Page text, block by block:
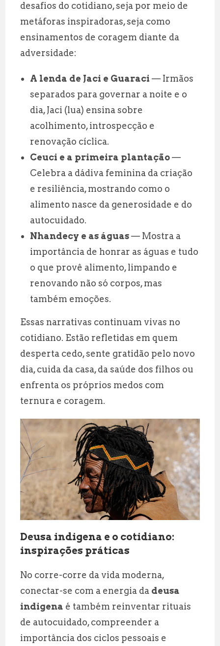
desafios do cotidiano, seja por meio de
metáforas inspiradoras, seja como
ensinamentos de coragem diante da
adversidade:
A lenda de Jaci e Guaraci — Irmãos
separados para governar a noite e o
dia, Jaci (lua) ensina sobre
acolhimento, introspecção e
renovação cíclica.
Ceuci e a primeira plantação—
Celebra a dádiva feminina da criação
e resiliência, mostrando como o
alimento nasce da generosidade e do
autocuidado.
Nhandecy e as águas— Mostra a
importância de honrar as águas e tudo
o que provê alimento, limpando e
renovando não só corpos, mas
também emoções.
Essas narrativas continuam vivas no
cotidiano. Estão refletidas em quem
desperta cedo, sente gratidão pelo novo
dia, cuida da casa, da saúde dos filhos ou
enfrenta os próprios medos com
ternura e coragem.
Deusa indigena e o cotidiano:
inspirações práticas
No corre-corre da vida moderna,
conectar-se com a energia da deusa
indigena é também reinventar rituais
de autocuidado, compreender a
importância dos ciclos pessoais e